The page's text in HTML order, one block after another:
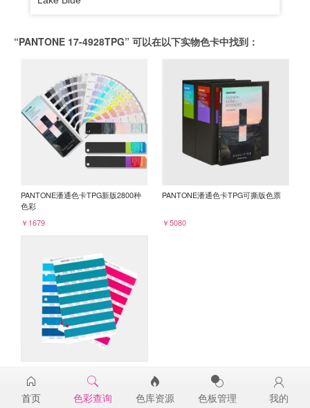
“PANTONE 17-4928TPG” 可以在以下实物色卡中找到：
PANTONE潘通色卡TPG新版2800种
色彩
￥1679
PANTONE潘通色卡TPG可撕版色票
￥5080
17-4928TPG
￥98
首页 色彩查询 色库资源 色板管理 我的